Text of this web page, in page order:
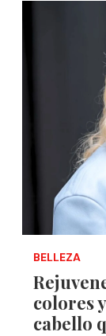
BELLEZA
colores
cabello